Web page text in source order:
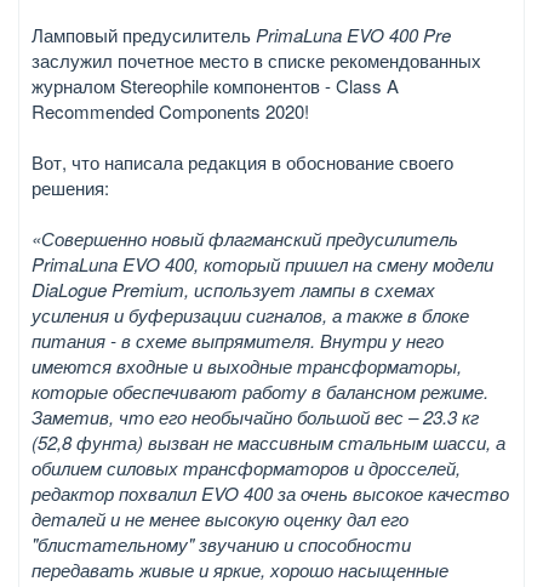
Ламповый предусилительPrimaLuna EVO 400 Pre
заслужил почетное место в списке рекомендованных
журналом Stereophile компонентов - Class A
Recommended Components 2020!
Вот, что написала редакция в обоснование своего
решения:
«Совершенно новый флагманский предусилитель
PrimaLuna EVO 400, который пришел на смену модели
DiaLogue Premium, использует лампы в схемах
усиления и буферизации сигналов, а также в блоке
питания - в схеме выпрямителя. Внутри у него
имеются входные и выходные трансформаторы,
которые обеспечивают работу в балансном режиме.
Заметив, что его необычайно большой вес – 23.3 кг
(52,8 фунта) вызван не массивным стальным шасси, а
обилием силовых трансформаторов и дросселей,
редактор похвалил EVO 400 за очень высокое качество
деталей и не менее высокую оценку дал его
"блистательному" звучанию и способности
передавать живые и яркие, хорошо насыщенные